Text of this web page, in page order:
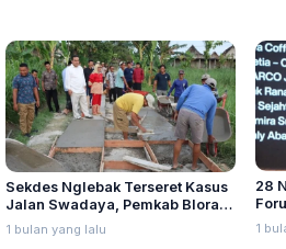
Sekdes Nglebak Terseret Kasus
Jalan Swadaya, Pemkab Blora
Sebut Pendampingan Hukum
Bukan Kewenangannya
1 bulan yang lalu
28
1